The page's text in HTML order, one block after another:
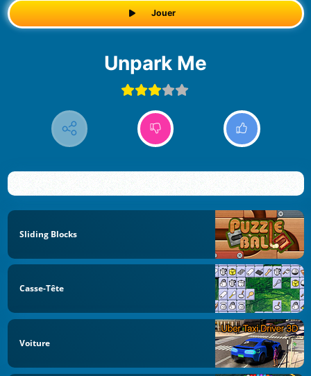
Jouer
Unpark Me
Sliding Blocks
Casse-Tête
Voiture